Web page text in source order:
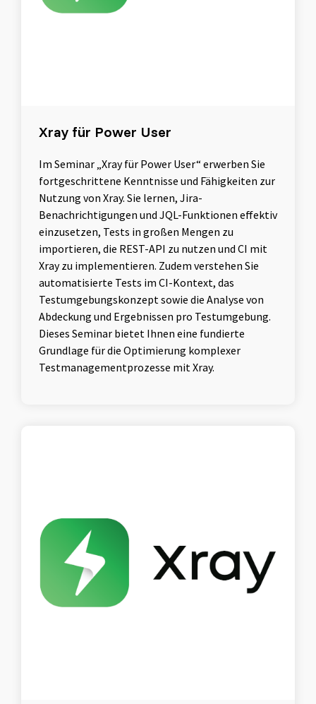
Xray für Power User
Im Seminar „Xray für Power User“ erwerben Sie
fortgeschrittene Kenntnisse und Fähigkeiten zur
Nutzung von Xray. Sie lernen, Jira-
Benachrichtigungen und JQL-Funktionen effektiv
einzusetzen, Tests in großen Mengen zu
importieren, die REST-API zu nutzen und CI mit
Xray zu implementieren. Zudem verstehen Sie
automatisierte Tests im CI-Kontext, das
Testumgebungskonzept sowie die Analyse von
Abdeckung und Ergebnissen pro Testumgebung.
Dieses Seminar bietet Ihnen eine fundierte
Grundlage für die Optimierung komplexer
Testmanagementprozesse mit Xray.